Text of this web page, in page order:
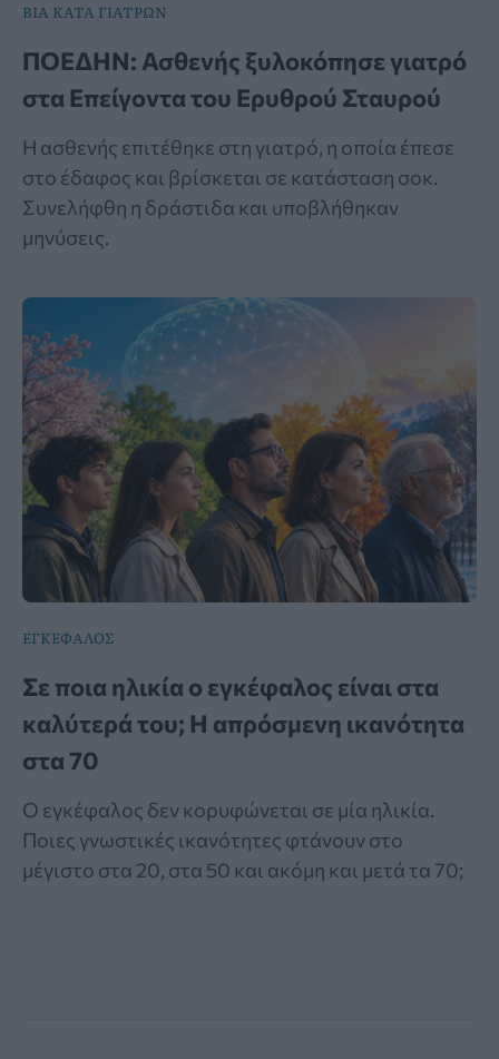
ΒΙΑ ΚΑΤΑ ΓΙΑΤΡΩΝ
ΠΟΕΔΗΝ: Ασθενής ξυλοκόπησε γιατρό
στα Επείγοντα του Ερυθρού Σταυρού
Η ασθενής επιτέθηκε στη γιατρό, η οποία έπεσε
στο έδαφος και βρίσκεται σε κατάσταση σοκ.
Συνελήφθη η δράστιδα και υποβλήθηκαν
μηνύσεις.
ΕΓΚΕΦΑΛΟΣ
Σε ποια ηλικία ο εγκέφαλος είναι στα
καλύτερά του; Η απρόσμενη ικανότητα
στα 70
Ο εγκέφαλος δεν κορυφώνεται σε μία ηλικία.
Ποιες γνωστικές ικανότητες φτάνουν στο
μέγιστο στα 20, στα 50 και ακόμη και μετά τα 70;